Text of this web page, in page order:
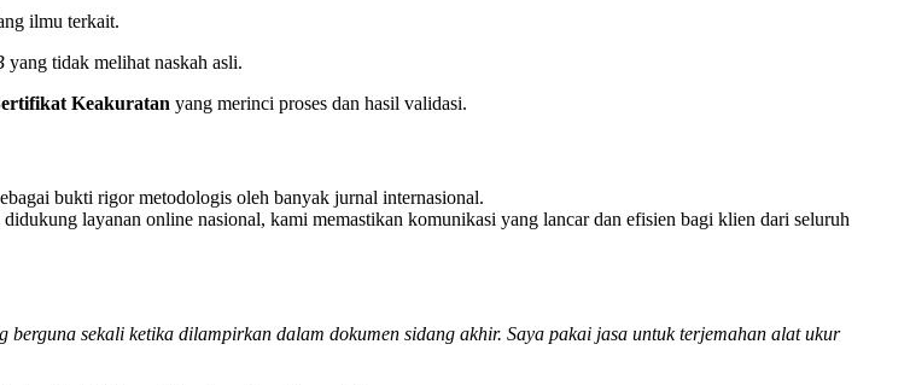
ilmu terkait.
yang tidak melihat naskah asli.
Keakuratan yang merinci proses dan hasil validasi.
bukti rigor metodologis oleh banyak jurnal internasional.
didukung layanan online nasional, kami memastikan komunikasi yang lancar dan efisien bagi klien dari seluruh
sekali ketika dilampirkan dalam dokumen sidang akhir. Saya pakai jasa untuk terjemahan alat ukur